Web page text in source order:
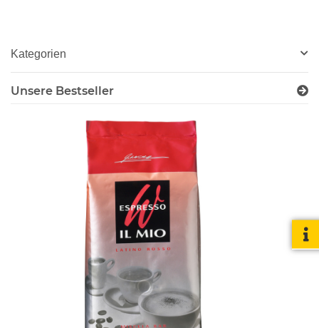
Kategorien
Unsere Bestseller